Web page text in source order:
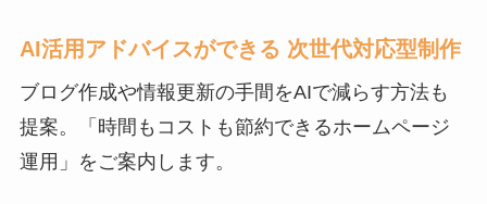
AI活用アドバイスができる 次世代対応型制作
ブログ作成や情報更新の手間をAIで減らす方法も
提案。「時間もコストも節約できるホームページ
運用」をご案内します。